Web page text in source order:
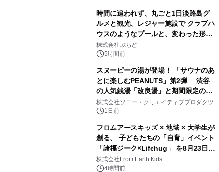
時間に追われず、丸ごと1日淡路島グ
ルメと観光、レジャー施設で クラブハ
ウスのようなプールと、変わった形の
サウナも 「THE BOXY AWAJI」のお
得な素泊まり連泊プランで
株式会社ぷらど
5時間前
スヌーピーの湯が登場！ 「サウナのあ
とに楽しむPEANUTS」第2弾 渋谷
の人気銭湯「改良湯」と期間限定のコ
ラボレーション サウナイキタイコラ
ボグッズも発売決定！
株式会社ソニー・クリエイティブプロダクツ
1日前
フロムアースキッズ × 地域 × 大学生が
創る、 子どもたちの「自育」イベント
「諸福ジーク×Lifehug」 を8月23日
(日)開催
株式会社From Earth Kids
4時間前